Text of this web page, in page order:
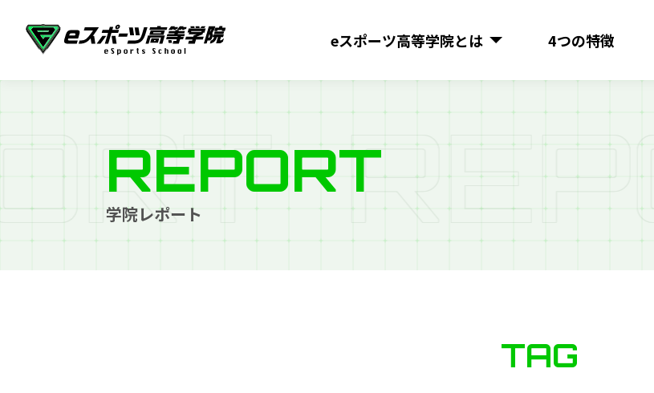
eスポーツ高等学院とは 4つの特徴
RT REPO
REPORT
学院レポート
TAG